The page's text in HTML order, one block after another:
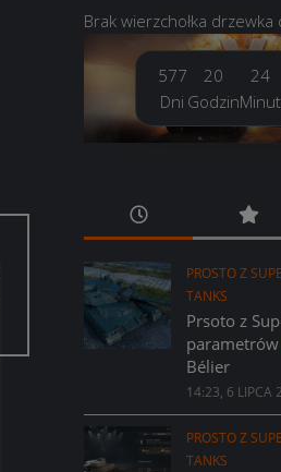
Brak wierzchołka drzewka
577
Dni
20
Godzin
24
Minut
PROSTO Z
TANKS
Prsoto z
parametrów
Bélier
14:23, 6 LIPCA
PROSTO Z
TANKS